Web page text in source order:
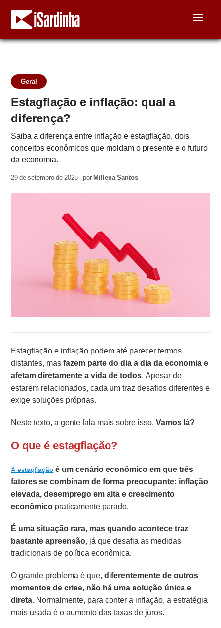
Geral
Estagflação e inflação: qual a
diferença?
Saiba a diferença entre inflação e estagflação, dois
conceitos econômicos que moldam o presente e o futuro
da economia.
29 de setembro de 2025 - por Millena Santos
Estagflação e inflação podem até parecer termos
distantes, masfazem parte do dia a dia da economia e
afetam diretamente a vida de todos. Apesar de
estarem relacionados, cada um traz desafios diferentes e
exige soluções próprias.
Neste texto, a gente fala mais sobre isso.Vamos lá?
O que é estagflação?
A estagflação é um cenário econômico em que três
fatores se combinam de forma preocupante: inflação
elevada, desemprego em alta e crescimento
econômico praticamente parado.
É uma situação rara, mas quando acontece traz
bastante apreensão, já que desafia as medidas
tradicionais de política econômica.
O grande problema é que,diferentemente de outros
momentos de crise, não há uma solução única e
direta. Normalmente, para conter a inflação, a estratégia
mais usada é o aumento das taxas de juros.